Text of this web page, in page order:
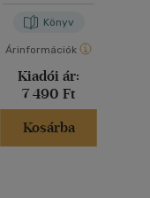
Könyv
Árinformációk
Kiadói ár:
7 490 Ft
Kosárba